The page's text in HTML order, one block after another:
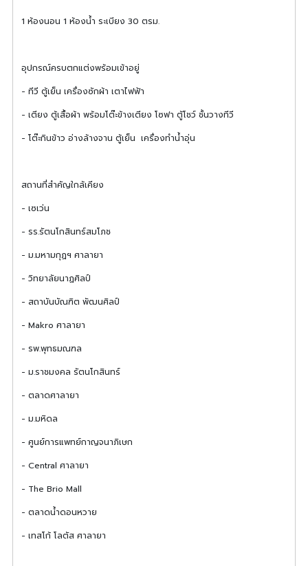
1 ห้องนอน 1 ห้องน้ำ ระเบียง 30 ตรม.
อุปกรณ์ครบตกแต่งพร้อมเข้าอยู่
- ทีวี​ ตู้เย็น​ เครื่องซักผ้า​ เตาไฟฟ้า
- เตียง ตู้เสื้อผ้า พร้อมโต๊ะข้างเตียง โซฟา ตู้โชว์ ชั้นวางทีวี
- โต๊ะกินข้าว อ่างล้างจาน ตู้เย็น เครื่องทำน้ำอุ่น
สถานที่สำคัญใกล้เคียง
- เซเว่น
- รร.รัตนโกสินทร์สมโภช
- ม.มหามกุฏฯ ศาลายา
- วิทยาลัยนาฏศิลป์
- สถาบันบัณฑิต พัฒนศิลป์
- Makro ศาลายา
- รพ.พุทธมณฑล
- ม.ราชมงคล รัตนโกสินทร์
- ตลาดศาลายา
- ม.มหิดล
- ศูนย์การแพทย์กาญจนาภิเษก
- Central ศาลายา
- The Brio Mall
- ตลาดน้ำดอนหวาย
- เทสโก้ โลตัส ศาลายา